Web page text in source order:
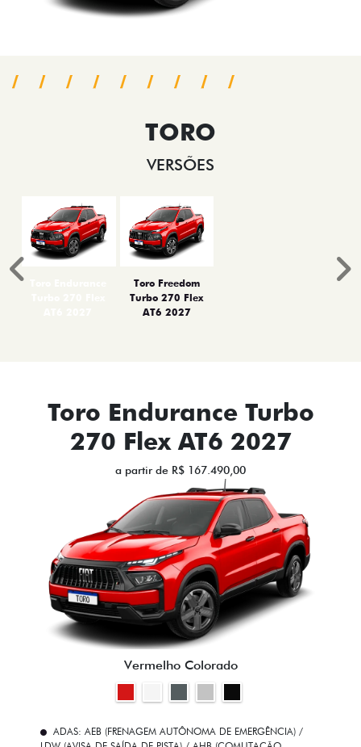
TORO
VERSÕES
Toro Freedom
Turbo 270 Flex
AT6 2027
Anterior
Toro Endurance Turbo
270 Flex AT6 2027
a partir de R$ 167.490,00
Vermelho Colorado
ADAS: AEB (FRENAGEM AUTÔNOMA DE EMERGÊNCIA) /